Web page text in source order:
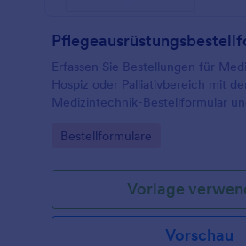
Erfassen Sie Bestellungen für
Hospiz oder Palliativbereich mit
Medizintechnik-Bestellformular
Formularantworten zentral in
Go to Category:
Bestellformulare
Vorlage
Vorschau